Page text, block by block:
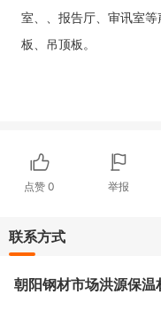
室、、报告厅、审讯室
板、吊顶板。
点赞0 举报
联系方式
朝阳钢材市场洪源保温